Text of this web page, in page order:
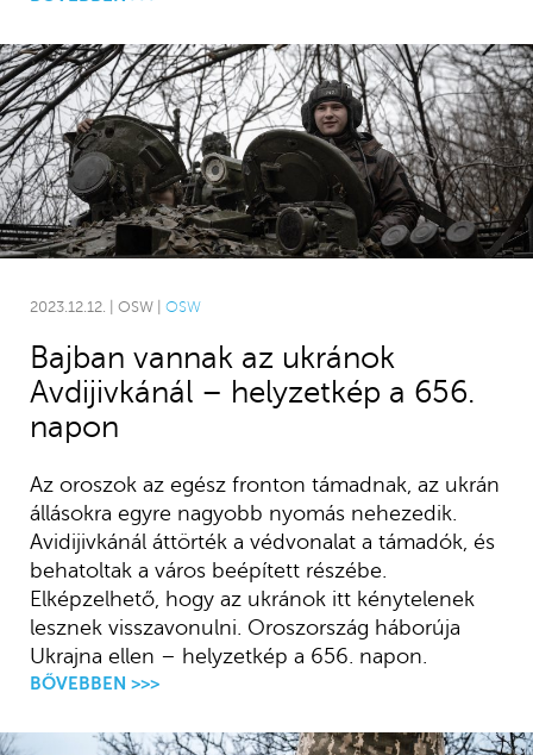
2023.12.12. | OSW | OSW
Bajban vannak az ukránok
Avdijivkánál – helyzetkép a 656.
napon
Az oroszok az egész fronton támadnak, az ukrán
állásokra egyre nagyobb nyomás nehezedik.
Avidijivkánál áttörték a védvonalat a támadók, és
behatoltak a város beépített részébe.
Elképzelhető, hogy az ukránok itt kénytelenek
lesznek visszavonulni. Oroszország háborúja
Ukrajna ellen – helyzetkép a 656. napon.
BŐVEBBEN >>>